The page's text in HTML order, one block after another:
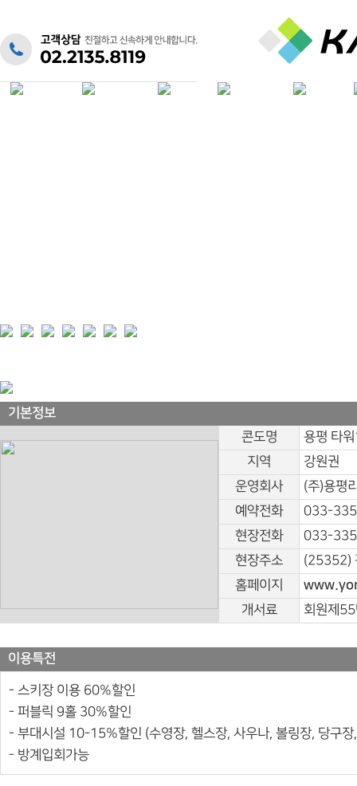
기본정보
콘도명
용평 타
지역
강원권
운영회사
(주)용평
예약전화
033-
현장전화
033-
현장주소
(25352)
홈페이지
개서료
회원제
이용특전
- 스키장 이용 60%할인
- 퍼블릭 9홀 30%할인
- 부대시설 10-15%할인 (수영장, 헬스장, 사우나, 볼링장, 당구장
- 방계입회가능